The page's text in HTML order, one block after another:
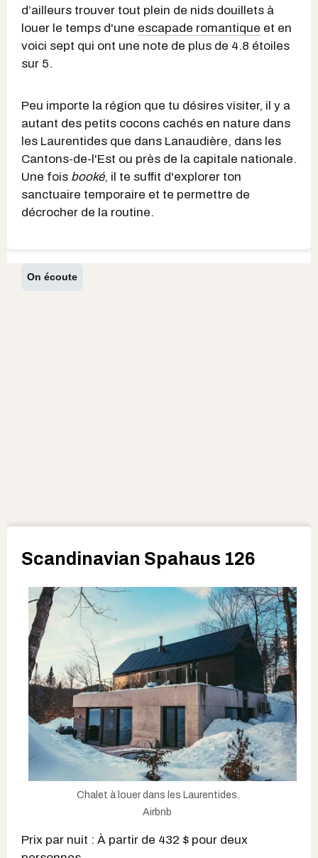
d’ailleurs trouver tout plein de nids douillets à
louer le temps d'une escapade romantique et en
voici sept qui ont une note de plus de 4.8 étoiles
sur 5.
Peu importe la région que tu désires visiter, il y a
autant des petits cocons cachés en nature dans
les Laurentides que dans Lanaudière, dans les
Cantons-de-l'Est ou près de la capitale nationale.
Une fois booké, il te suffit d'explorer ton
sanctuaire temporaire et te permettre de
décrocher de la routine.
On écoute
Scandinavian Spahaus 126
Chalet à louer dans les Laurentides.
Airbnb
Prix par nuit : À partir de 432 $ pour deux